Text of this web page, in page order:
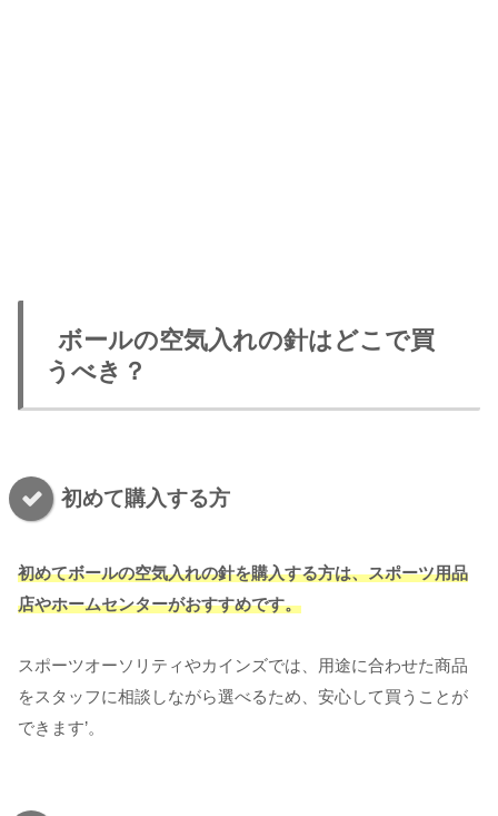
ボールの空気入れの針はどこで買
うべき？
初めて購入する方
初めてボールの空気入れの針を購入する方は、スポーツ用品
店やホームセンターがおすすめです。
スポーツオーソリティやカインズでは、用途に合わせた商品
をスタッフに相談しながら選べるため、安心して買うことが
できます’。